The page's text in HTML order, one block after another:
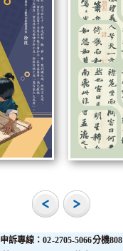
申訴專線：02-2705-5066分機808